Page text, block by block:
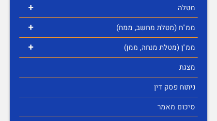
+ מטלה
+ ממ"ח (מטלת מחשב, ממח)
+
ממ"ן (מטלת מנחה, ממן)
מצגת
ניתוח פסק דין
סיכום מאמר